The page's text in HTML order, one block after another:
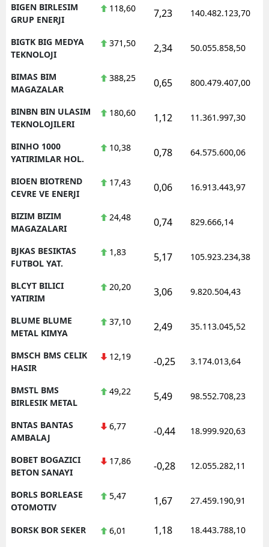
BIGEN BIRLESIM
GRUP ENERJI
118,60 7,23 140.482.123,70
BIGTK BIG MEDYA
TEKNOLOJI
371,50 2,34 50.055.858,50
BIMAS BIM
MAGAZALAR
388,25 0,65 800.479.407,00
BINBN BIN ULASIM
TEKNOLOJILERI
180,60 1,12 11.361.997,30
BINHO 1000
YATIRIMLAR HOL.
10,38 0,78 64.575.600,06
BIOEN BIOTREND
CEVRE VE ENERJI
17,43 0,06 16.913.443,97
BIZIM BIZIM
MAGAZALARI
24,48 0,74 829.666,14
BJKAS BESIKTAS
FUTBOL YAT.
1,83 5,17 105.923.234,38
BLCYT BILICI
YATIRIM
20,20 3,06 9.820.504,43
BLUME BLUME
METAL KIMYA
37,10 2,49 35.113.045,52
BMSCH BMS CELIK
HASIR
12,19 -0,25 3.174.013,64
BMSTL BMS
BIRLESIK METAL
49,22 5,49 98.552.708,23
BNTAS BANTAS
AMBALAJ
6,77 -0,44 18.999.920,63
BOBET BOGAZICI
BETON SANAYI
17,86 -0,28 12.055.282,11
BORLS BORLEASE
OTOMOTIV
5,47 1,67 27.459.190,91
BORSK BOR SEKER 6,01 1,18 18.443.788,10